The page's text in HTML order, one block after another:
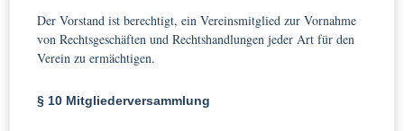
Der Vorstand ist berechtigt, ein Vereinsmitglied zur Vornahme
von Rechtsgeschäften und Rechtshandlungen jeder Art für den
Verein zu ermächtigen.
§ 10 Mitgliederversammlung